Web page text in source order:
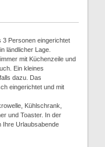
3 Personen eingerichtet
ländlicher Lage.
mit Küchenzeile und
Ein kleines
dazu. Das
eingerichtet und mit
Kühlschrank,
und Toaster. In der
Ihre Urlaubsabende